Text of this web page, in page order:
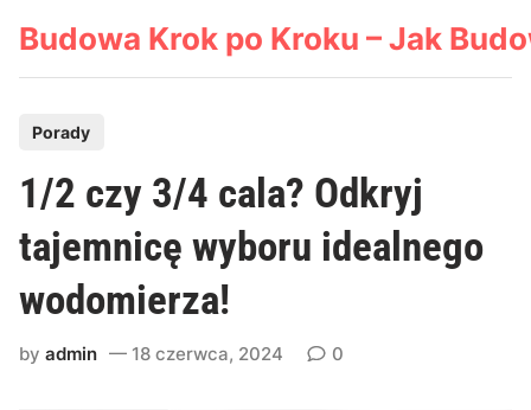
Budowa Krok po Kroku – Jak
t
e
d
n
Porady
1/2 czy 3/4 cala? Odkryj
tajemnicę wyboru idealnego
wodomierza!
byadmin 18 czerwca, 2024 0